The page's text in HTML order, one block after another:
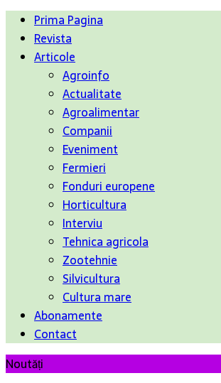
Prima Pagina
Revista
Articole
Agroinfo
Actualitate
Agroalimentar
Companii
Eveniment
Fermieri
Fonduri europene
Horticultura
Interviu
Tehnica agricola
Zootehnie
Silvicultura
Cultura mare
Abonamente
Contact
Noutăți